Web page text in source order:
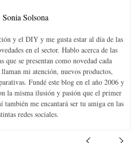
Sonia Solsona
y el DIY y me gusta estar al día de las
en el sector. Hablo acerca de las
que se presentan como novedad cada
mi atención, nuevos productos,
Fundé este blog en el año 2006 y
la misma ilusión y pasión que el primer
también me encantará ser tu amiga en las
redes sociales.